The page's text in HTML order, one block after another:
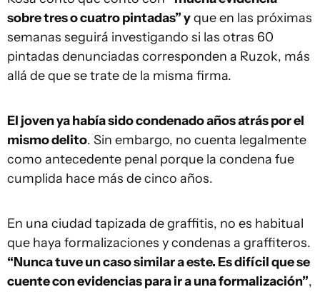
sobre tres o cuatro pintadas” yque en las próximas
semanas seguirá investigando si las otras 60
pintadas denunciadas corresponden a Ruzok, más
allá de que se trate de la misma firma.
El joven ya había sido condenado años atrás por el
mismo delito. Sin embargo, no cuenta legalmente
como antecedente penal porque la condena fue
cumplida hace más de cinco años.
En una ciudad tapizada de graffitis, no es habitual
que haya formalizaciones y condenas a graffiteros.
“Nunca tuve un caso similar a este. Es difícil que se
cuente con evidencias para ir a una formalización”,